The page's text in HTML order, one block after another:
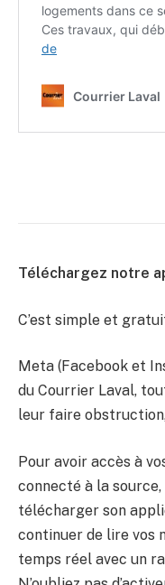
Téléchargez notre
C’est simple et
Meta (Facebook et
du Courrier Laval,
leur faire
Pour avoir accès à
connecté à la
télécharger son
continuer de lire vos
temps réel avec un